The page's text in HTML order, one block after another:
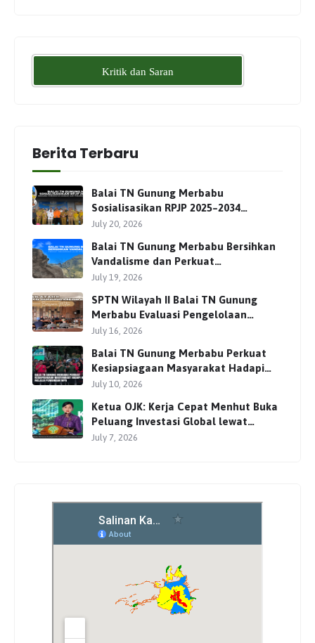
Kritik dan Saran
Berita Terbaru
Balai TN Gunung Merbabu
Sosialisasikan RPJP 2025–2034
Bersama Para Pemangku
July 20, 2026
Balai TN Gunung Merbabu Bersihkan
Vandalisme dan Perkuat
Pengamanan Jalur Pendakian
July 19, 2026
SPTN Wilayah II Balai TN Gunung
Merbabu Evaluasi Pengelolaan
Wisata Pendakian Bersama Mitra
July 16, 2026
Balai TN Gunung Merbabu Perkuat
Kesiapsiagaan Masyarakat Hadapi
Karhutla Melalui Pembinaan MPA
July 10, 2026
Ketua OJK: Kerja Cepat Menhut Buka
Peluang Investasi Global lewat
Perdagangan Karbon
July 7, 2026